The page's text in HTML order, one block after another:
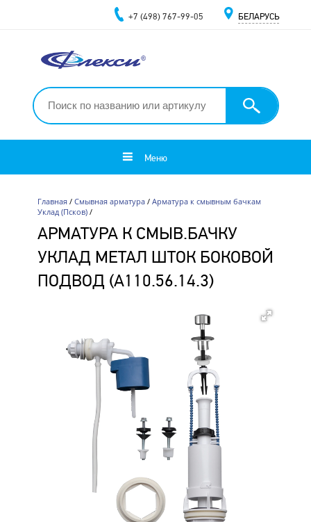
+7 (498) 767-99-05 БЕЛАРУСЬ
Меню
Главная/ Смывная арматура/ Арматура к смывным бачкам
Уклад (Псков)/
АРМАТУРА К СМЫВ.БАЧКУ
УКЛАД МЕТАЛ ШТОК БОКОВОЙ
ПОДВОД (А110.56.14.3)